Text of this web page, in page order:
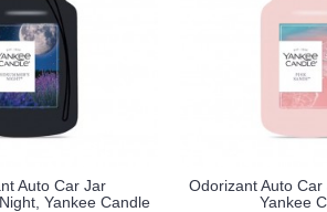
Auto Car Jar
Yankee Candle
Odorizant Auto Car
Yankee